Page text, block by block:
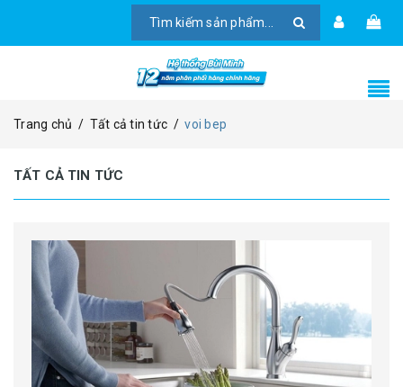
Trang chủ / Tất cả tin tức / voi bep
TẤT CẢ TIN TỨC